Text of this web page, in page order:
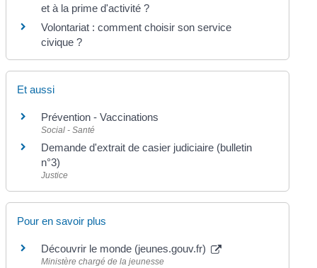
et à la prime d'activité ?
Volontariat : comment choisir son service
civique ?
Et aussi
Prévention - Vaccinations
Social - Santé
Demande d'extrait de casier judiciaire (bulletin
n°3)
Justice
Pour en savoir plus
Découvrir le monde (jeunes.gouv.fr)
Ministère chargé de la jeunesse